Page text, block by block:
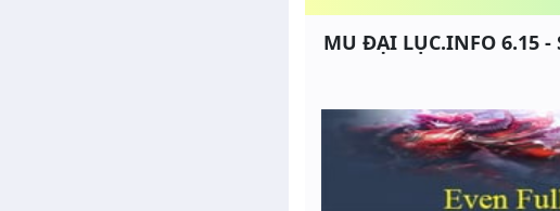
MU ĐẠI LỤC.INFO 6.15 -